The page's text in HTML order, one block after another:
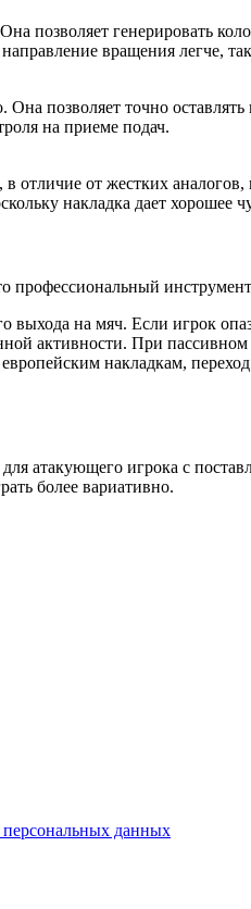
позволяет генерировать
вращения легче,
Она позволяет точно
на приеме подач.
отличие от жестких
накладка дает хорошее
профессиональный
выхода на мяч. Если игрок
активности. При
накладкам,
атакующего игрока с
более вариативно.
данных